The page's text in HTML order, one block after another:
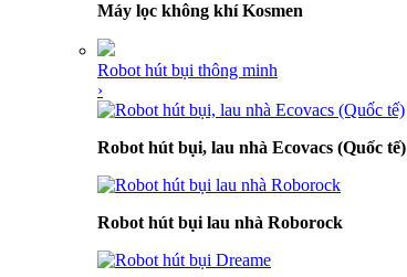
Máy lọc không khí Kosmen
Robot hút bụi thông minh
›
Robot hút bụi, lau nhà Ecovacs (Quốc tế)
Robot hút bụi lau nhà Roborock